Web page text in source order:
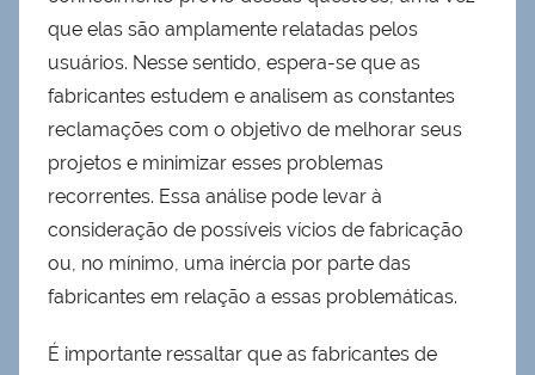
que elas são amplamente relatadas pelos
usuários. Nesse sentido, espera-se que as
fabricantes estudem e analisem as constantes
reclamações com o objetivo de melhorar seus
projetos e minimizar esses problemas
recorrentes. Essa análise pode levar à
consideração de possíveis vícios de fabricação
ou, no mínimo, uma inércia por parte das
fabricantes em relação a essas problemáticas.
É importante ressaltar que as fabricantes de